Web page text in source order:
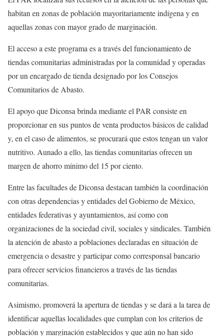
habitan en zonas de población mayoritariamente indígena y en
aquellas zonas con mayor grado de marginación.
El acceso a este programa es a través del funcionamiento de
tiendas comunitarias administradas por la comunidad y operadas
por un encargado de tienda designado por los Consejos
Comunitarios de Abasto.
El apoyo que Diconsa brinda mediante el PAR consiste en
proporcionar en sus puntos de venta productos básicos de calidad
y, en el caso de alimentos, se procurará que estos tengan un valor
nutritivo. Aunado a ello, las tiendas comunitarias ofrecen un
margen de ahorro mínimo del 15 por ciento.
Entre las facultades de Diconsa destacan también la coordinación
con otras dependencias y entidades del Gobierno de México,
entidades federativas y ayuntamientos, así como con
organizaciones de la sociedad civil, sociales y sindicales. También
la atención de abasto a poblaciones declaradas en situación de
emergencia o desastre y participar como corresponsal bancario
para ofrecer servicios financieros a través de las tiendas
comunitarias.
Asimismo, promoverá la apertura de tiendas y se dará a la tarea de
identificar aquellas localidades que cumplan con los criterios de
población y marginación establecidos y que aún no han sido